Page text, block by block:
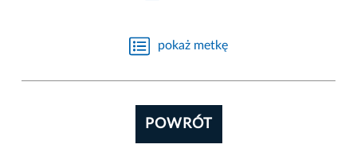
pokaż metkę
POWRÓT